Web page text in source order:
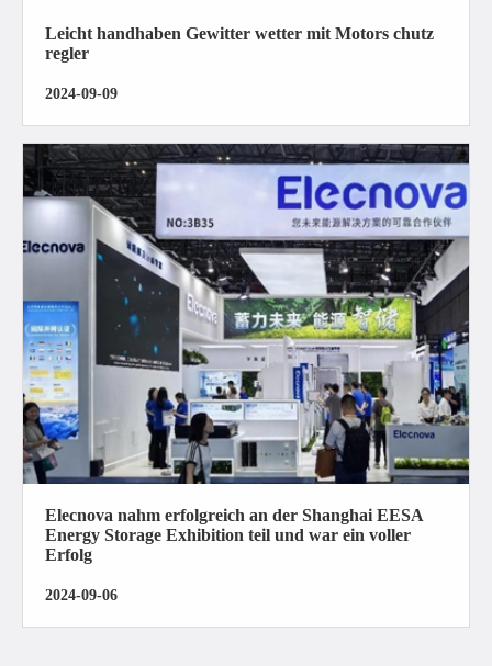
Leicht handhaben Gewitter wetter mit Motors chutz
regler
2024-09-09
Elecnova nahm erfolgreich an der Shanghai EESA
Energy Storage Exhibition teil und war ein voller
Erfolg
2024-09-06